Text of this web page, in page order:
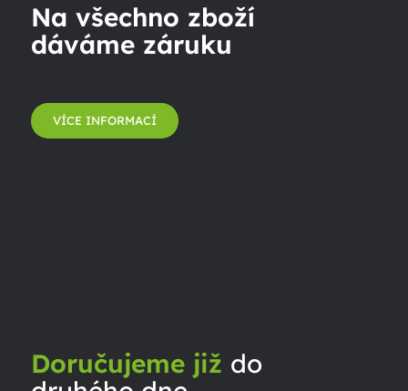
Na všechno zboží
dáváme záruku
VÍCE INFORMACÍ
Doručujeme již do